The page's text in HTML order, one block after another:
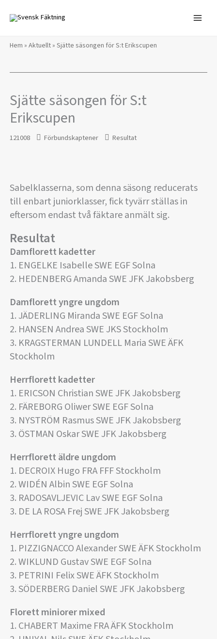
innehåll
Hem » Aktuellt» Sjätte säsongen för S:t Erikscupen
Sjätte säsongen för S:t
Erikscupen
121008 Förbundskaptener Resultat
Sabelklasserna, som denna säsong reducerats
till enbart juniorklasser, fick tyvärr ställas in
eftersom endast två fäktare anmält sig.
Resultat
Damflorett kadetter
1. ENGELKE Isabelle SWE EGF Solna
2. HEDENBERG Amanda SWE JFK Jakobsberg
Damflorett yngre ungdom
1. JÄDERLING Miranda SWE EGF Solna
2. HANSEN Andrea SWE JKS Stockholm
3. KRAGSTERMAN LUNDELL Maria SWE ÄFK
Stockholm
Herrflorett kadetter
1. ERICSON Christian SWE JFK Jakobsberg
2. FÄREBORG Oliwer SWE EGF Solna
3. NYSTRÖM Rasmus SWE JFK Jakobsberg
3. ÖSTMAN Oskar SWE JFK Jakobsberg
Herrflorett äldre ungdom
1. DECROIX Hugo FRA FFF Stockholm
2. WIDÉN Albin SWE EGF Solna
3. RADOSAVLJEVIC Lav SWE EGF Solna
3. DE LA ROSA Frej SWE JFK Jakobsberg
Herrflorett yngre ungdom
1. PIZZIGNACCO Alexander SWE ÄFK Stockholm
2. WIKLUND Gustav SWE EGF Solna
3. PETRINI Felix SWE ÄFK Stockholm
3. SÖDERBERG Daniel SWE JFK Jakobsberg
Florett miniorer mixed
1. CHABERT Maxime FRA ÄFK Stockholm